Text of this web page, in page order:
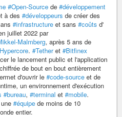
#Open-Source de #développement
à des #développeurs de créer des
#infrastructure et sans #coûts d'
juillet 2022 par
Malmberg, après 5 ans de
. #Tetheret #Bitfinex
le lancement public et l'application
chiffrée de bout en bout entièrement
d'ouvrir le #code-source et de
un environnement d'exécution
#bureau, #terminal et #mobile.
#équipe de moins de 10
entier.